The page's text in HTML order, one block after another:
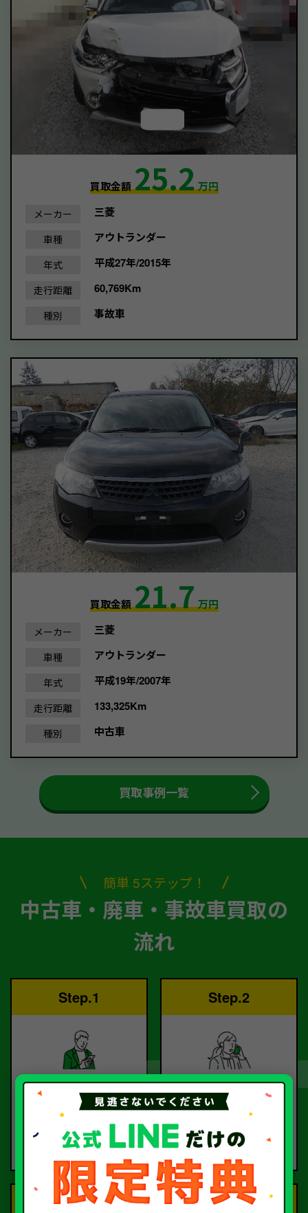
買取金額25.2万円
メーカー 三菱
車種 アウトランダー
年式 平成27年/2015年
走行距離 60,769Km
種別 事故車
買取金額21.7万円
メーカー 三菱
車種 アウトランダー
年式 平成19年/2007年
走行距離 133,325Km
種別 中古車
買取事例一覧
簡単 5ステップ！
中古車・廃車・事故車買取の
流れ
Step.1
ご依頼
お電話または査定フォー
ムより
ご依頼ください。
Step.2
査定
査定のプロが
お電話で回答いたしま
す。
Step.3 Step.4